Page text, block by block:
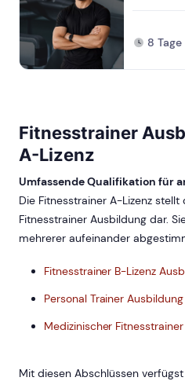
8 Tage
Fitnesstrainer
A-Lizenz
Umfassende Qualifikation für
Die Fitnesstrainer A-Lizenz
Fitnesstrainer Ausbildung dar.
mehrerer aufeinander
Fitnesstrainer B-Lizenz
Personal Trainer Ausbildung
Medizinischer
Mit diesen Abschlüssen